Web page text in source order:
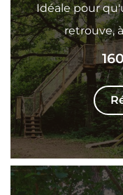
Idéale pour
retrouve,